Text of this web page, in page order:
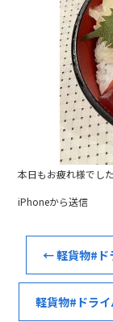
本日もお疲れ様でし
iPhoneから送信
←軽貨物#ド
軽貨物#ドラ